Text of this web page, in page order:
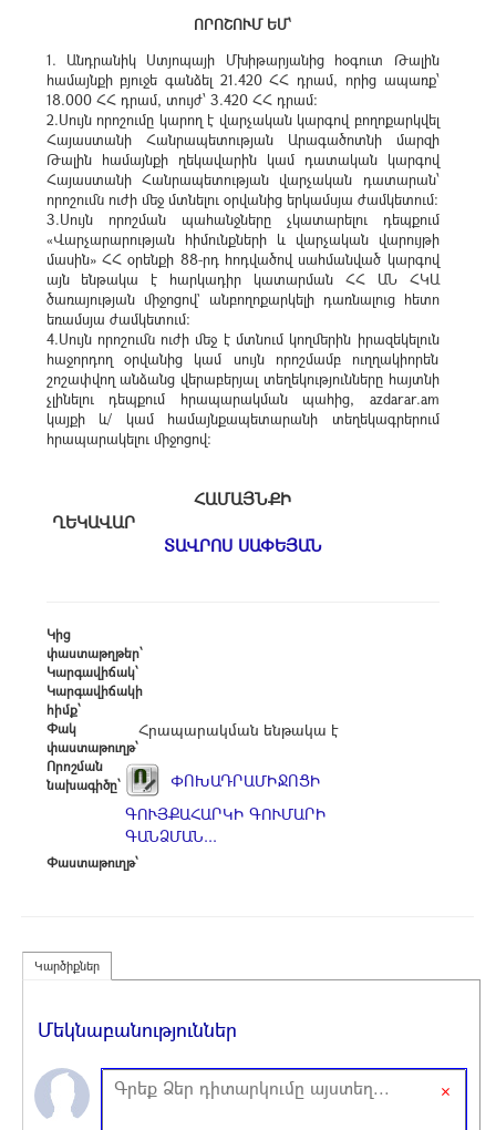
ՈՐՈՇՈՒՄ ԵՄ՝
1. Անդրանիկ Ստյոպայի Մխիթարյանից հօգուտ Թալին
համայնքի բյուջե գանձել 21.420 ՀՀ դրամ, որից ապառք՝
18.000 ՀՀ դրամ, տույժ՝ 3.420 ՀՀ դրամ:
2.Սույն որոշումը կարող է վարչական կարգով բողոքարկվել
Հայաստանի Հանրապետության Արագածոտնի մարզի
Թալին համայնքի ղեկավարին կամ դատական կարգով
Հայաստանի Հանրապետության վարչական դատարան՝
որոշումն ուժի մեջ մտնելու օրվանից երկամսյա ժամկետում։
3.Սույն որոշման պահանջները չկատարելու դեպքում
«Վարչարարության հիմունքների և վարչական վարույթի
մասին» ՀՀ օրենքի 88-րդ հոդվածով սահմանված կարգով
այն ենթակա է հարկադիր կատարման ՀՀ ԱՆ ՀԿԱ
ծառայության միջոցով` անբողոքարկելի դառնալուց հետո
եռամսյա ժամկետում:
4.Սույն որոշումն ուժի մեջ է մտնում կողմերին իրազեկելուն
հաջորդող օրվանից կամ սույն որոշմամբ ուղղակիորեն
շոշափվող անձանց վերաբերյալ տեղեկությունները հայտնի
չլինելու դեպքում հրապարակման պահից, azdarar.am
կայքի և/ կամ համայնքապետարանի տեղեկագրերում
հրապարակելու միջոցով:
ՀԱՄԱՅՆՔԻ
ՂԵԿԱՎԱՐ
ՏԱՎՐՈՍ ՍԱՓԵՅԱՆ
Կից
փաստաթղթեր՝
Կարգավիճակ՝
Կարգավիճակի
հիմք՝
Փակ
փաստաթուղթ՝
Հրապարակման ենթակա է
Որոշման
նախագիծը՝
ՓՈԽԱԴՐԱՄԻՋՈՑԻ
ԳՈՒՅՔԱՀԱՐԿԻ ԳՈՒՄԱՐԻ
ԳԱՆՁՄԱՆ...
Փաստաթուղթ՝
Կարծիքներ
Մեկնաբանություններ
×